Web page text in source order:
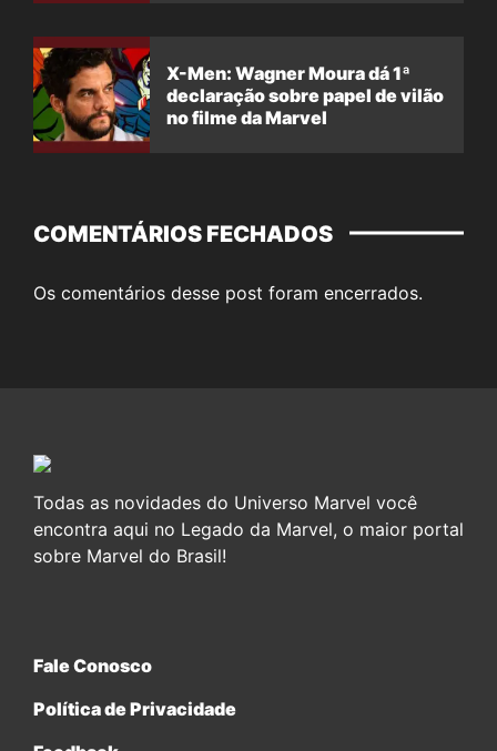
X-Men: Wagner Moura dá 1ª
declaração sobre papel de vilão
no filme da Marvel
COMENTÁRIOS FECHADOS
Os comentários desse post foram encerrados.
Todas as novidades do Universo Marvel você
encontra aqui no Legado da Marvel, o maior portal
sobre Marvel do Brasil!
Fale Conosco
Política de Privacidade